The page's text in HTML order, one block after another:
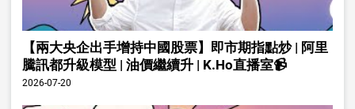
【兩大央企出手增持中國股票】即市期指點炒 | 阿里
騰訊都升級模型 | 油價繼續升 | K.Ho直播室📹
2026-07-20